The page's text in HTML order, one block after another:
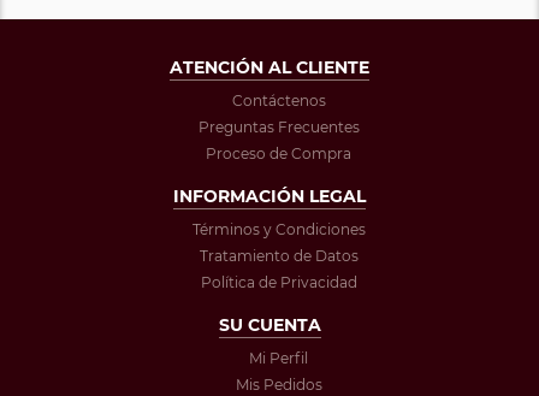
ATENCIÓN AL CLIENTE
Contáctenos
Preguntas Frecuentes
Proceso de Compra
INFORMACIÓN LEGAL
Términos y Condiciones
Tratamiento de Datos
Política de Privacidad
SU CUENTA
Mi Perfil
Mis Pedidos